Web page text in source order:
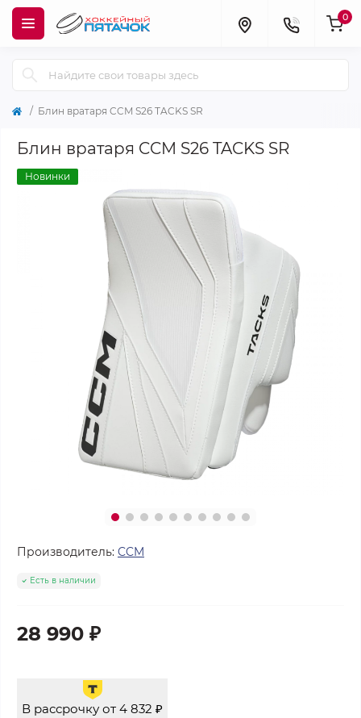
0
Блин вратаря CCM S26 TACKS SR
Блин вратаря CCM S26 TACKS SR
Новинки
Производитель: CCM
Есть в наличии
28 990 ₽
В рассрочку от 4 832 ₽